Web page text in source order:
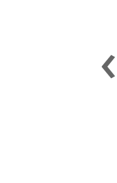
‹